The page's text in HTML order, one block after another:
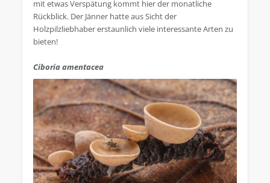
mit etwas Verspätung kommt hier der monatliche
Rückblick. Der Jänner hatte aus Sicht der
Holzpilzliebhaber erstaunlich viele interessante Arten zu
bieten!
Ciboria amentacea